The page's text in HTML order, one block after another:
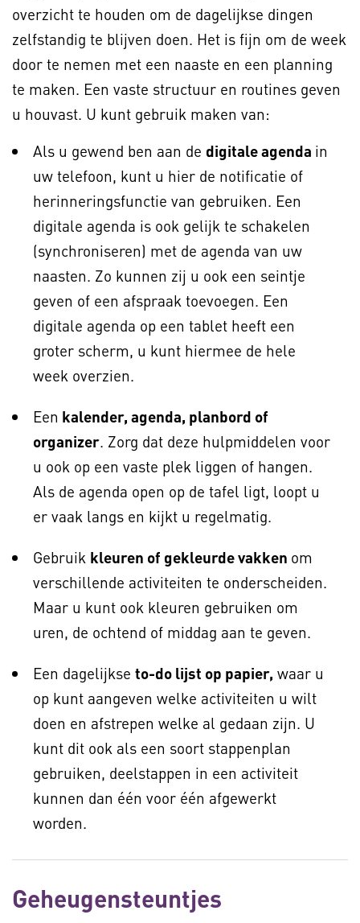
overzicht te houden om de dagelijkse dingen
zelfstandig te blijven doen. Het is fijn om de week
door te nemen met een naaste en een planning
te maken. Een vaste structuur en routines geven
u houvast. U kunt gebruik maken van:
Als u gewend ben aan de digitale agenda in
uw telefoon, kunt u hier de notificatie of
herinneringsfunctie van gebruiken. Een
digitale agenda is ook gelijk te schakelen
(synchroniseren) met de agenda van uw
naasten. Zo kunnen zij u ook een seintje
geven of een afspraak toevoegen. Een
digitale agenda op een tablet heeft een
groter scherm, u kunt hiermee de hele
week overzien.
Een kalender, agenda, planbord of
organizer. Zorg dat deze hulpmiddelen voor
u ook op een vaste plek liggen of hangen.
Als de agenda open op de tafel ligt, loopt u
er vaak langs en kijkt u regelmatig.
Gebruik kleuren of gekleurde vakken om
verschillende activiteiten te onderscheiden.
Maar u kunt ook kleuren gebruiken om
uren, de ochtend of middag aan te geven.
Een dagelijkse to-do lijst op papier, waar u
op kunt aangeven welke activiteiten u wilt
doen en afstrepen welke al gedaan zijn. U
kunt dit ook als een soort stappenplan
gebruiken, deelstappen in een activiteit
kunnen dan één voor één afgewerkt
worden.
Geheugensteuntjes